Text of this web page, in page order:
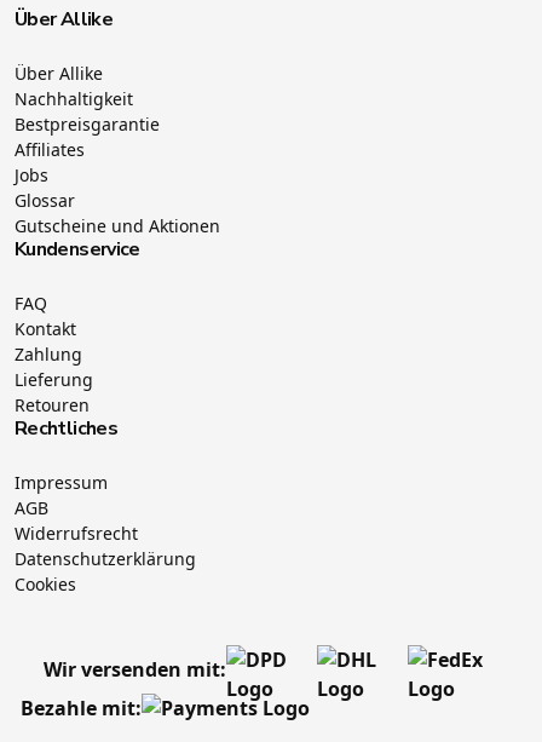
Über Allike
Über Allike
Nachhaltigkeit
Bestpreisgarantie
Affiliates
Jobs
Glossar
Gutscheine und Aktionen
Kundenservice
FAQ
Kontakt
Zahlung
Lieferung
Retouren
Rechtliches
Impressum
AGB
Widerrufsrecht
Datenschutzerklärung
Cookies
Wir versenden mit:
Bezahle mit: